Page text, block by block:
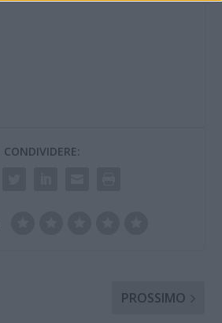
CONDIVIDERE:
PROSSIMO